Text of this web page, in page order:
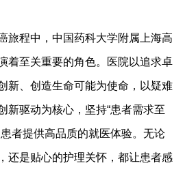
旅程中，中国药科大学附属上海高
着至关重要的角色。医院以追求卓
新、创造生命可能为使命，以疑难
新驱动为核心，坚持“患者需求至
患者提供高品质的就医体验。无论
还是贴心的护理关怀，都让患者感